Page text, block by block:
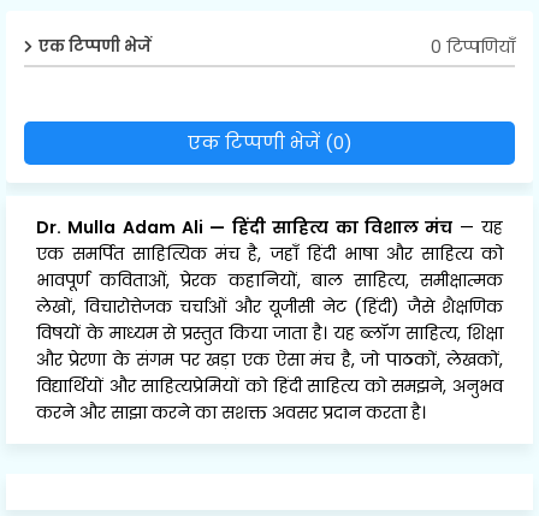
एक टिप्पणी भेजें 0 टिप्पणियाँ
एक टिप्पणी भेजें (0)
Dr. Mulla Adam Ali — हिंदी साहित्य का विशाल मंच — यह
एक समर्पित साहित्यिक मंच है, जहाँ हिंदी भाषा और साहित्य को
भावपूर्ण कविताओं, प्रेरक कहानियों, बाल साहित्य, समीक्षात्मक
लेखों, विचारोत्तेजक चर्चाओं और यूजीसी नेट (हिंदी) जैसे शैक्षणिक
विषयों के माध्यम से प्रस्तुत किया जाता है। यह ब्लॉग साहित्य, शिक्षा
और प्रेरणा के संगम पर खड़ा एक ऐसा मंच है, जो पाठकों, लेखकों,
विद्यार्थियों और साहित्यप्रेमियों को हिंदी साहित्य को समझने, अनुभव
करने और साझा करने का सशक्त अवसर प्रदान करता है।